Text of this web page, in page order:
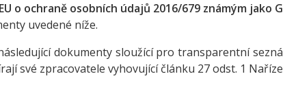
o ochraně osobních údajů 2016/679 známým jako
uvedené níže.
dokumenty sloužící pro transparentní
své zpracovatele vyhovující článku 27 odst. 1